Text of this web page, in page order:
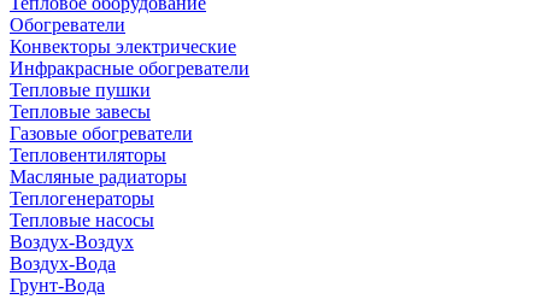
Обогреватели
Конвекторы электрические
Инфракрасные обогреватели
Тепловые пушки
Тепловые завесы
Газовые обогреватели
Тепловентиляторы
Масляные радиаторы
Теплогенераторы
Тепловые насосы
Воздух-Воздух
Воздух-Вода
Грунт-Вода